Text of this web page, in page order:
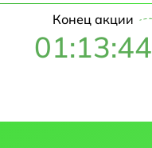
Конец акции
01:13:43